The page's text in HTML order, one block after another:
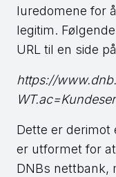
luredomene for
legitim.
URL til en side
https://
Dette er derimot
er utformet for
DNBs nettbank,